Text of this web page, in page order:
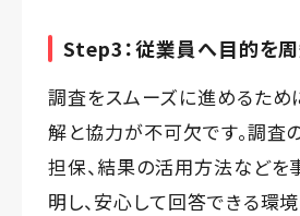
Step3：従業員へ目的を
調査をスムーズに進めるため
解と協力が不可欠です。調査
担保、結果の活用方法などを
明し、安心して回答できる環境